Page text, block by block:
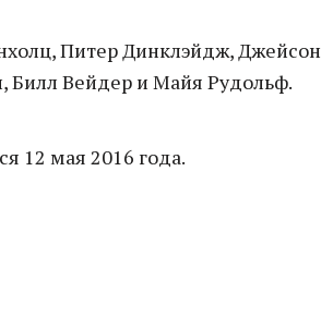
Питер Динклэйдж, Джейсон
Билл Вейдер и Майя Рудольф.
12 мая 2016 года.